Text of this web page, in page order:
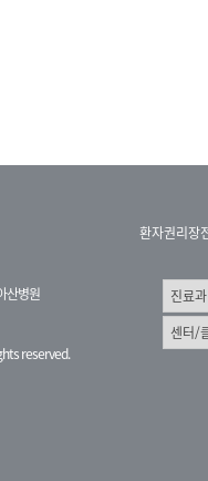
산병원
reserved.
환자권리장